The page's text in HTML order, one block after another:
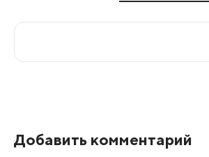
Добавить комментарий